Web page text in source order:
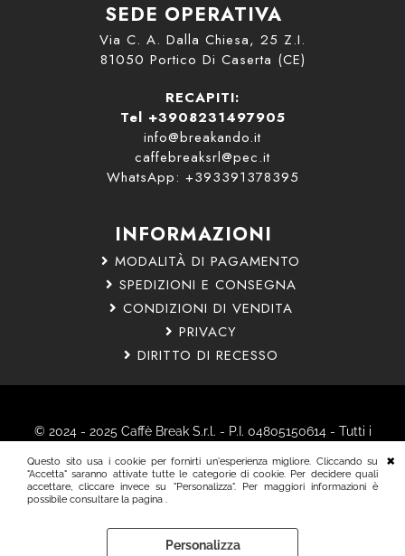
Questo sito usa i cookie per fornirti un'esperienza migliore. Cliccando su
"Accetta" saranno attivate tutte le categorie di cookie. Per decidere quali
accettare, cliccare invece su "Personalizza". Per maggiori informazioni è
possibile consultare la pagina .
Personalizza
SEDE OPERATIVA
Via C. A. Dalla Chiesa, 25 Z.I.
81050 Portico Di Caserta (CE)
RECAPITI:
Tel +3908231497905
info@breakando.it
caffebreaksrl@pec.it
WhatsApp: +393391378395
INFORMAZIONI
MODALITÀ DI PAGAMENTO
SPEDIZIONI E CONSEGNA
CONDIZIONI DI VENDITA
PRIVACY
DIRITTO DI RECESSO
© 2024 - 2025 Caffè Break S.r.l. - P.I. 04805150614 - Tutti i
Nota Bene: Tutti i marchi citati sono marchi registrati dai
rispettivi proprietari.